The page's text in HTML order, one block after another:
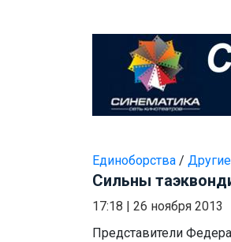
Единоборства /
Сильны
17:18
26 ноября 2013
Представители